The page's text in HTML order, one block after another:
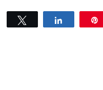
Tweetuj Udostępnij